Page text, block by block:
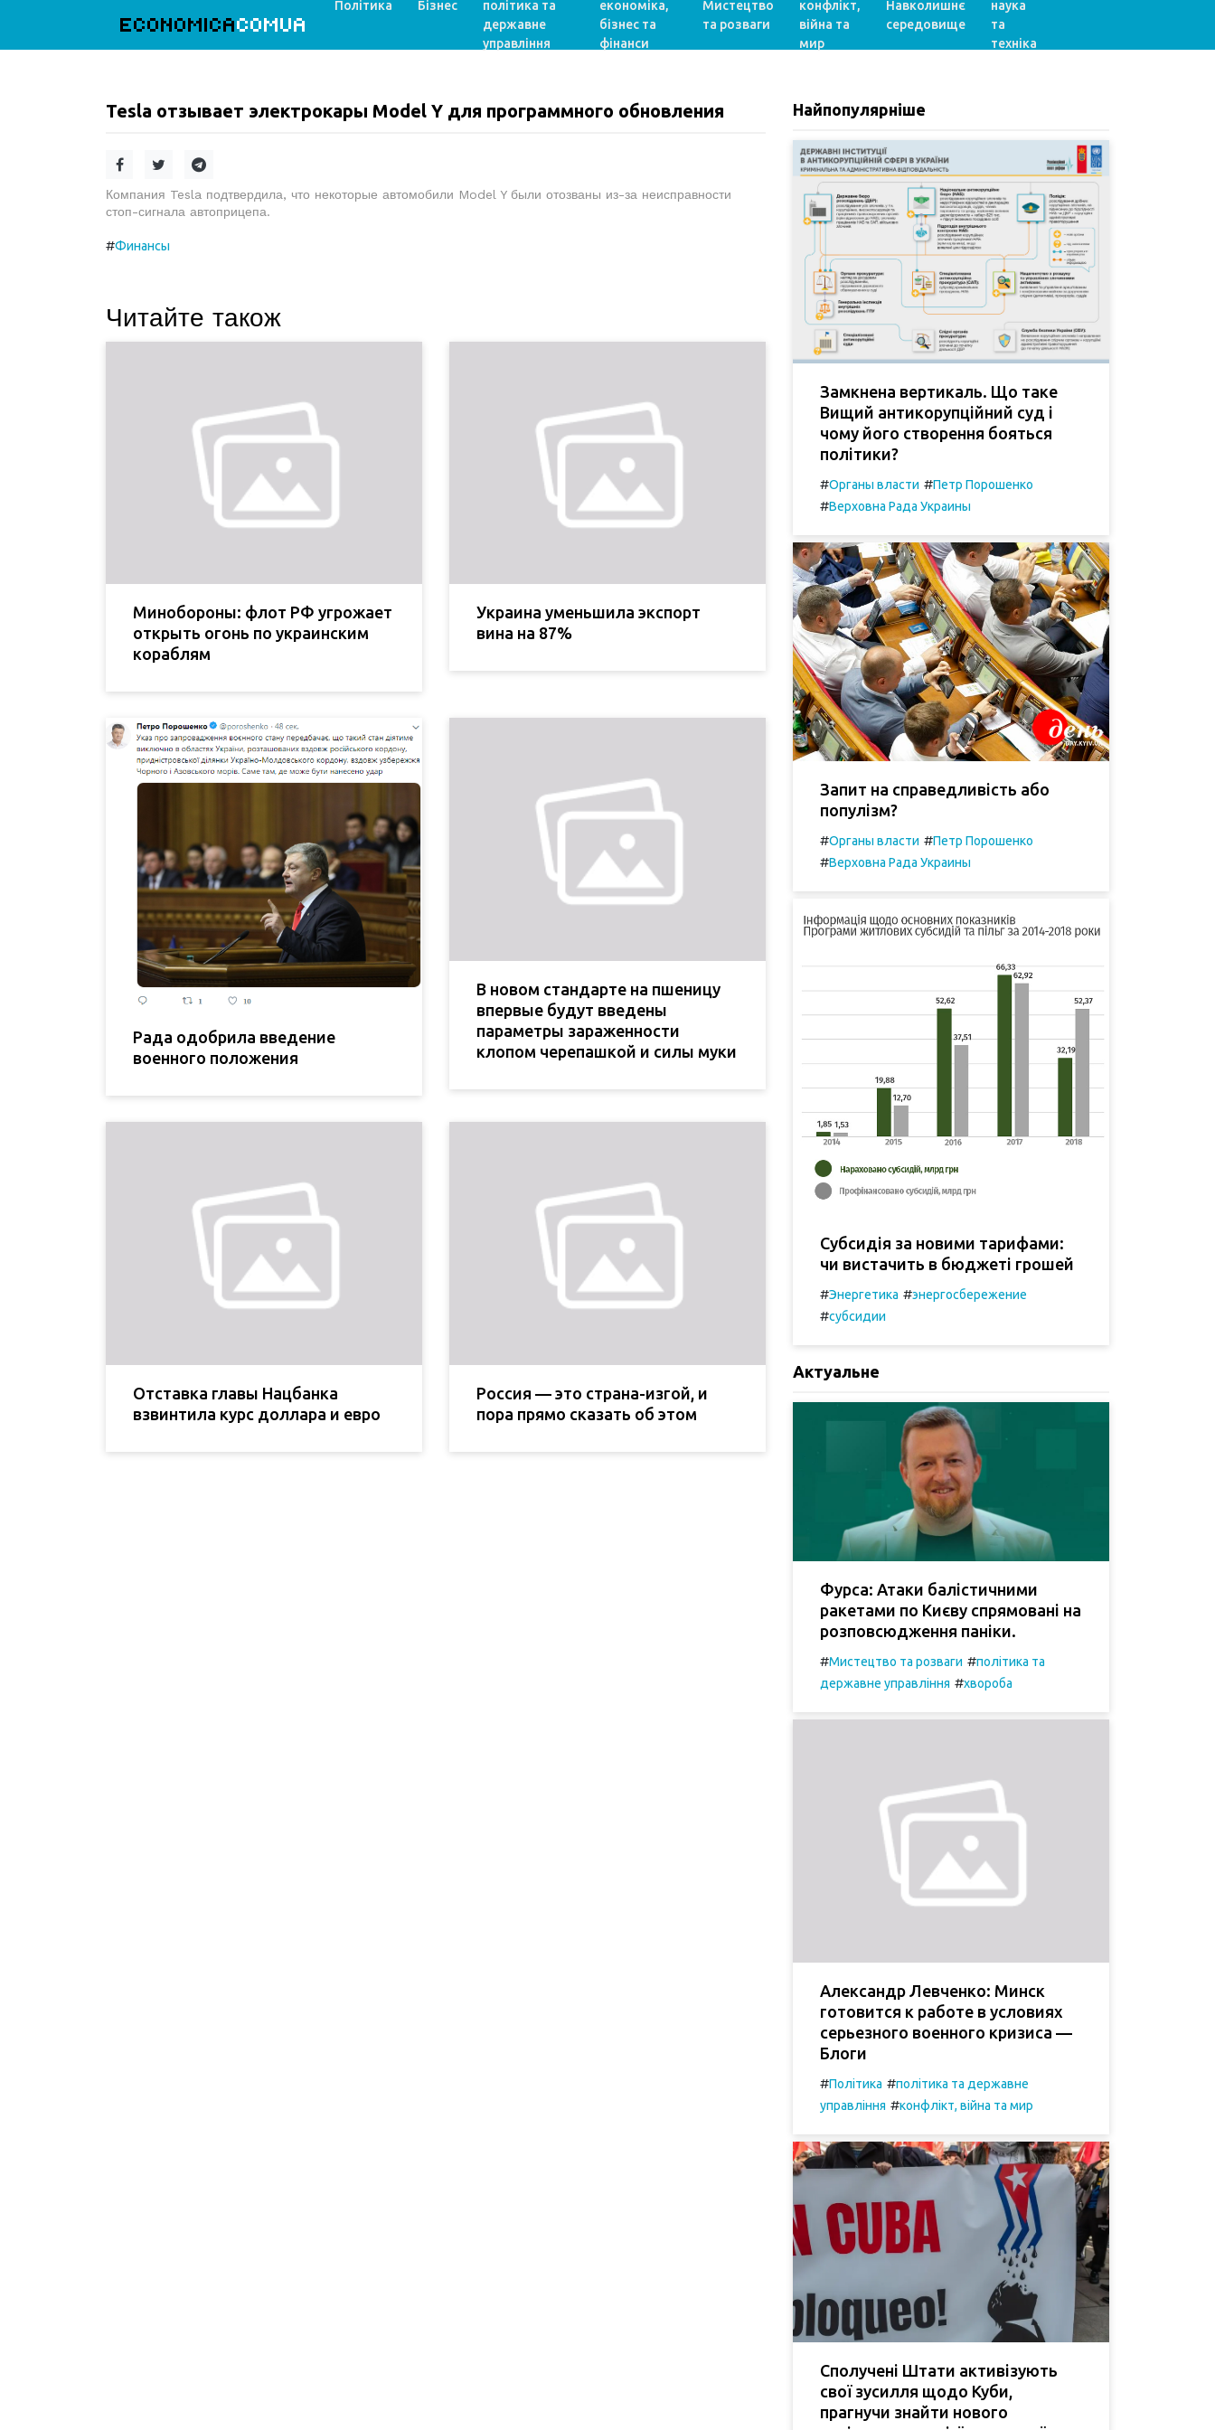
ECONOMICACOMUA
Політика Бізнес
політика та
державне
управління
економіка,
бізнес та
фінанси
Мистецтво
та розваги
конфлікт,
війна та
мир
Навколишнє
середовище
наука
та
техніка
Tesla отзывает электрокары Model Y для программного обновления
Компания Tesla подтвердила, что некоторые автомобили Model Y были отозваны из-за неисправности
стоп-сигнала автоприцепа.
#Финансы
Читайте також
Минобороны: флот РФ угрожает
открыть огонь по украинским
кораблям
Украина уменьшила экспорт
вина на 87%
Рада одобрила введение
военного положения
В новом стандарте на пшеницу
впервые будут введены
параметры зараженности
клопом черепашкой и силы муки
Отставка главы Нацбанка
взвинтила курс доллара и евро
Россия — это страна-изгой, и
пора прямо сказать об этом
Найпопулярніше
Замкнена вертикаль. Що таке
Вищий антикорупційний суд і
чому його створення бояться
політики?
#Органы власти #Петр Порошенко
#Верховна Рада Украины
Запит на справедливість або
популізм?
#Органы власти #Петр Порошенко
#Верховна Рада Украины
Субсидія за новими тарифами:
чи вистачить в бюджеті грошей
#Энергетика #энергосбережение
#субсидии
Актуальне
Фурса: Атаки балістичними
ракетами по Києву спрямовані на
розповсюдження паніки.
#Мистецтво та розваги #політика та
державне управління #хвороба
Александр Левченко: Минск
готовится к работе в условиях
серьезного военного кризиса —
Блоги
#Політика #політика та державне
управління #конфлікт, війна та мир
Сполучені Штати активізують
свої зусилля щодо Куби,
прагнучи знайти нового